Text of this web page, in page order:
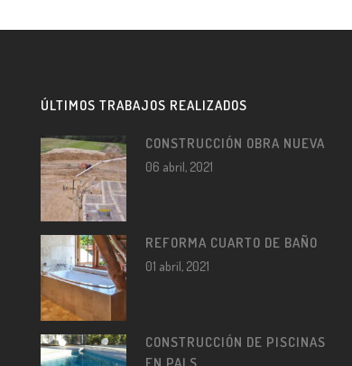
ÚLTIMOS TRABAJOS REALIZADOS
CONSTRUCCIÓN OBRA NUEVA
06 abril, 2021
REFORMA CUARTO DE BAÑO
01 abril, 2021
CONSTRUCCIÓN DE PISCINAS